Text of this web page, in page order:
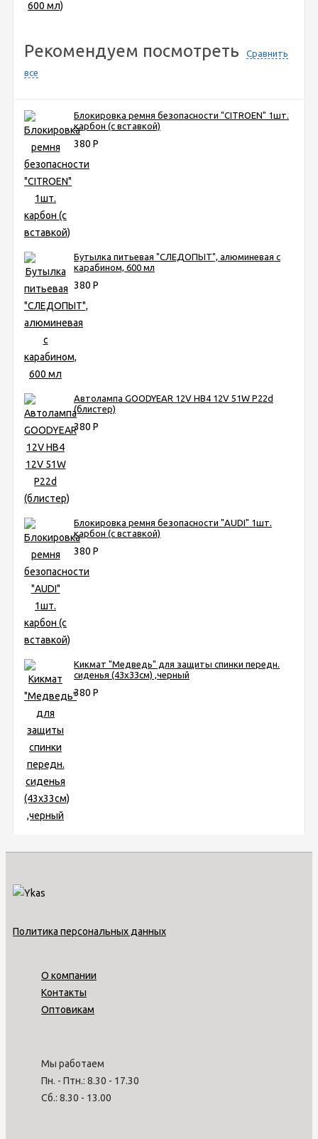
Рекомендуем посмотреть
Сравнить
все
Блокировка ремня безопасности "CITROEN" 1шт.
карбон (с вставкой)
380 Р
Бутылка питьевая "СЛЕДОПЫТ", алюминевая с
карабином, 600 мл
380 Р
Автолампа GOODYEAR 12V НB4 12V 51W P22d
(блистер)
380 Р
Блокировка ремня безопасности "AUDI" 1шт.
карбон (с вставкой)
380 Р
Кикмат "Медведь" для защиты спинки передн.
сиденья (43х33см) ,черный
380 Р
Политика персональных данных
О компании
Контакты
Оптовикам
Мы работаем
Пн. - Птн.: 8.30 - 17.30
Сб.: 8.30 - 13.00